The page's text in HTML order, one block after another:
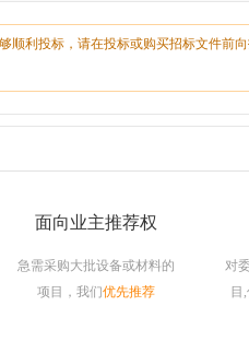
顺利投标，请在投标或购买招标文件前
面向业主推荐权
急需采购大批设备或材料的
项目，我们优先推荐
对
目